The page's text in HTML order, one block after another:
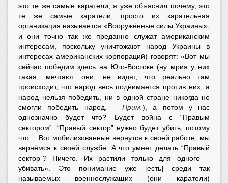
это те же самые каратели, я уже объяснил почему, это
те же самые каратели, просто их карательная
организация называется «Вооружённые силы Украины»,
и они точно так же преданно служат американским
интересам, поскольку уничтожают народ Украины в
интересах американских корпораций) говорят: «Вот мы
сейчас победим здесь на Юго-Востоке (ну мрия у них
такая, мечтают они, не видят, что реально там
происходит, что народ весь поднимается против них; а
народ нельзя победить, ни в одной стране никогда не
смогли победить народ. – Прим. ), а потом у нас
однозначно будет что? Будет война с “Правым
сектором”. “Правый сектор” нужно будет убить, потому
что… Вот мобилизованные вернутся к своей работе, мы
вернёмся к своей службе. А что умеет делать “Правый
сектор”? Ничего. Их растили только для одного –
убивать». Это понимание уже [есть] среди так
называемых военнослужащих (они каратели)